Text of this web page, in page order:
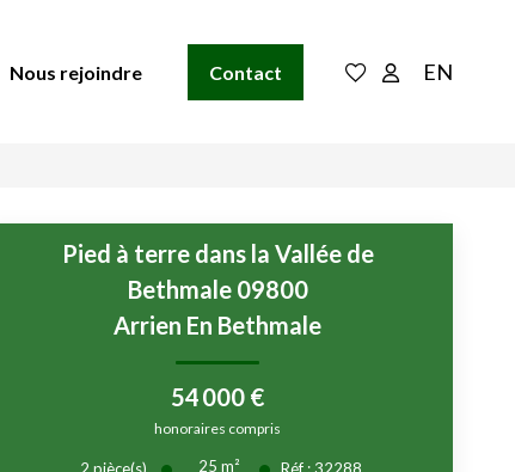
Nous rejoindre Contact EN
Pied à terre dans la Vallée de
Bethmale 09800
Arrien En Bethmale
54 000 €
honoraires compris
25m²